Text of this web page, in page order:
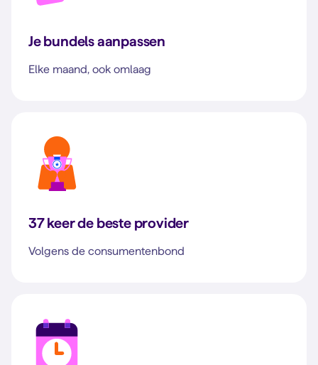
Je bundels aanpassen
Elke maand, ook omlaag
37 keer de beste provider
Volgens de consumentenbond